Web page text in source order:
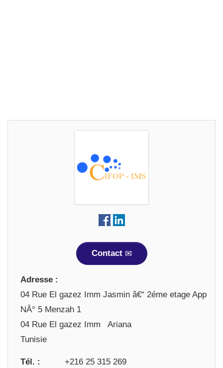
Contact
Adresse :
04 Rue El gazez Imm Jasmin â€“ 2éme etage App
NÂ° 5 Menzah 1
04 Rue El gazez Imm Ariana
Tunisie
Tél. : +216 25 315 269